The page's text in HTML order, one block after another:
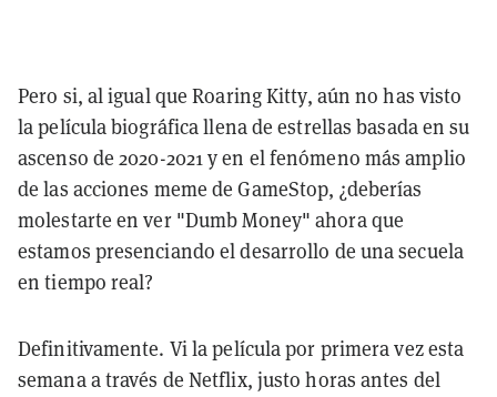
Pero si, al igual que Roaring Kitty, aún no has visto
la película biográfica llena de estrellas basada en su
ascenso de 2020-2021 y en el fenómeno más amplio
de las acciones meme de GameStop, ¿deberías
molestarte en ver "Dumb Money" ahora que
estamos presenciando el desarrollo de una secuela
en tiempo real?
Definitivamente. Vi la película por primera vez esta
semana a través de Netflix, justo horas antes del